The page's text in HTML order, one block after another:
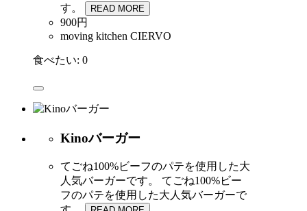
す。
READ MORE
900円
moving kitchen CIERVO
食べたい: 0
Kinoバーガー
てごね100%ビーフのパテを使用した大
人気バーガーです。
てごね100%ビー
フのパテを使用した大人気バーガーで